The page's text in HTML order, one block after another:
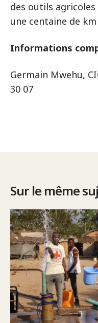
des outils
une centaine de
Informations
Germain Mwehu,
30 07
Sur le même